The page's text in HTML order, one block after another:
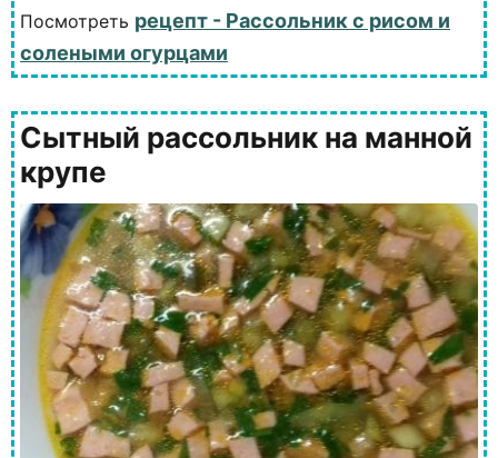
Посмотреть рецепт - Рассольник с рисом и
солеными огурцами
Сытный рассольник на манной
крупе